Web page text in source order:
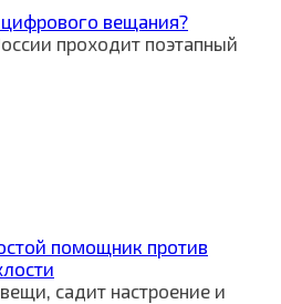
вещания?
проходит поэтапный
помощник против
садит настроение и